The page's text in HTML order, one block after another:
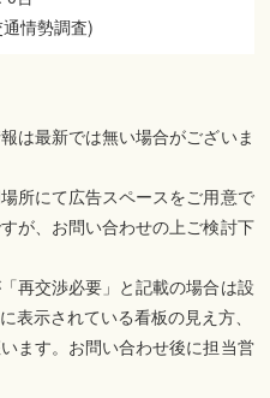
情勢調査)
は最新では無い場合がございま
所にて広告スペースをご用意で
が、お問い合わせの上ご検討下
再交渉必要」と記載の場合は設
表示されている看板の見え方、
ます。お問い合わせ後に担当営